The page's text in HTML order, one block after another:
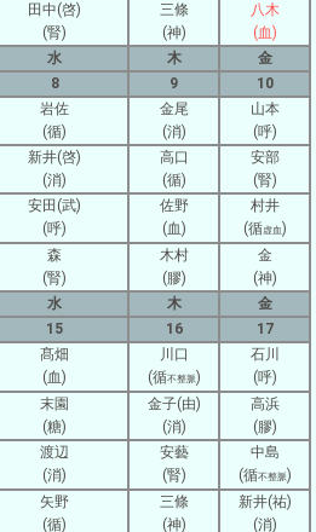
田中(啓)
(腎)
三條
(神)
八木
(血)
水 木
金
8 9 10
岩佐
(循)
金尾
(消)
山本
(呼)
新井(啓)
(消)
高口
(循)
安部
(腎)
安田(武)
(呼)
佐野
(血)
村井
(循虚血)
森
(腎)
木村
(膠)
金
(神)
水 木
金
15 16 17
髙畑
(血)
川口
(循不整脈)
石川
(呼)
末園
(糖)
金子(由)
(消)
高浜
(膠)
渡辺
(消)
安藝
(腎)
中島
(循不整脈)
矢野
(循)
三條
(神)
新井(祐)
(消)